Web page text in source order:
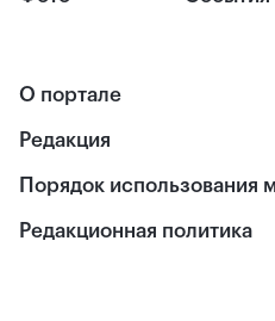
О портале
Редакция
Порядок использования
Редакционная политика